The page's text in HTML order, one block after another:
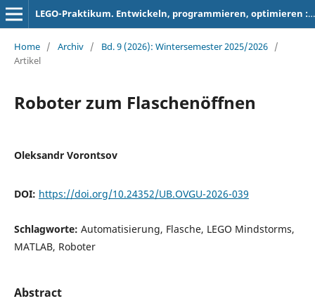
LEGO-Praktikum. Entwickeln, programmieren, optimieren : Berichte der Studierenden zum Projektseminar Elektrotechnik/Informationstechnik
Home / Archiv / Bd. 9 (2026): Wintersemester 2025/2026 /
Artikel
Roboter zum Flaschenöffnen
Oleksandr Vorontsov
DOI: https://doi.org/10.24352/UB.OVGU-2026-039
Schlagworte: Automatisierung, Flasche, LEGO Mindstorms,
MATLAB, Roboter
Abstract